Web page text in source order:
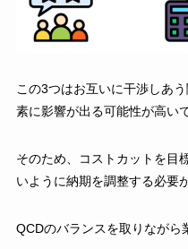
この3つはお互いに干渉しあ
素に影響が出る可能性が高いで
そのため、コストカットを目
いように納期を調整する必要
QCDのバランスを取りながら